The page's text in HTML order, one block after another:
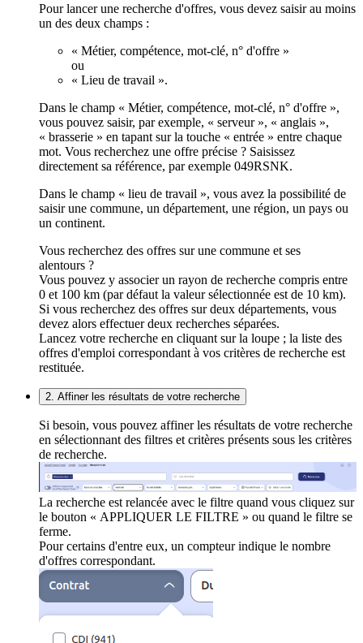
Pour lancer une recherche d'offres, vous devez saisir au moins
un des deux champs :
« Métier, compétence, mot-clé, n° d'offre »
ou
« Lieu de travail ».
Dans le champ « Métier, compétence, mot-clé, n° d'offre »,
vous pouvez saisir, par exemple, « serveur », « anglais »,
« brasserie » en tapant sur la touche « entrée » entre chaque
mot. Vous recherchez une offre précise ? Saisissez
directement sa référence, par exemple 049RSNK.
Dans le champ « lieu de travail », vous avez la possibilité de
saisir une commune, un département, une région, un pays ou
un continent.
Vous recherchez des offres sur une commune et ses
alentours ?
Vous pouvez y associer un rayon de recherche compris entre
0 et 100 km (par défaut la valeur sélectionnée est de 10 km).
Si vous recherchez des offres sur deux départements, vous
devez alors effectuer deux recherches séparées.
Lancez votre recherche en cliquant sur la loupe ; la liste des
offres d'emploi correspondant à vos critères de recherche est
restituée.
2. Affiner les résultats de votre recherche
Si besoin, vous pouvez affiner les résultats de votre recherche
en sélectionnant des filtres et critères présents sous les critères
de recherche.
La recherche est relancée avec le filtre quand vous cliquez sur
le bouton « APPLIQUER LE FILTRE » ou quand le filtre se
ferme.
Pour certains d'entre eux, un compteur indique le nombre
d'offres correspondant.